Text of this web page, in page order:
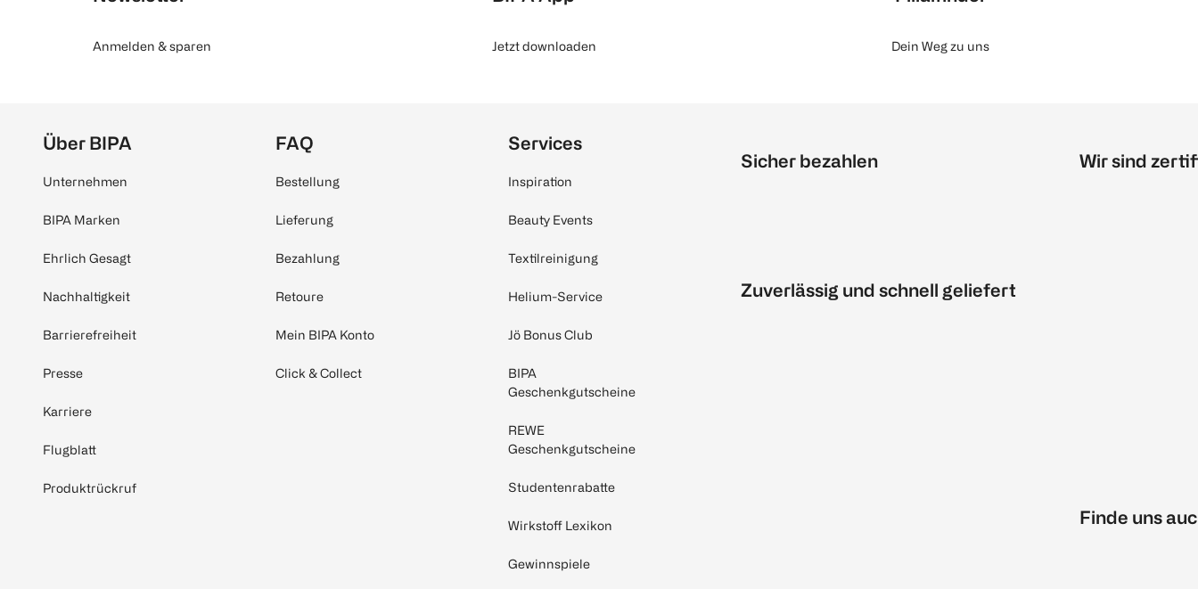
Anmelden & sparen Jetzt downloaden Dein Weg zu uns
Über BIPA
Unternehmen
BIPA Marken
Ehrlich Gesagt
Nachhaltigkeit
Barrierefreiheit
Presse
Karriere
Flugblatt
Produktrückruf
FAQ
Bestellung
Lieferung
Bezahlung
Retoure
Mein BIPA Konto
Click & Collect
Services
Inspiration
Beauty Events
Textilreinigung
Helium-Service
Jö Bonus Club
BIPA
Geschenkgutscheine
REWE
Geschenkgutscheine
Studentenrabatte
Wirkstoff Lexikon
Gewinnspiele
Sicher bezahlen
Zuverlässig und schnell geliefert
Wir sind
Finde uns